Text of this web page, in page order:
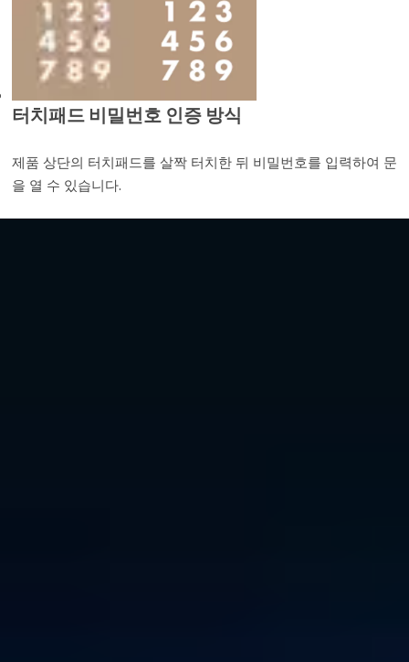
터치패드 비밀번호 인증 방식
제품 상단의 터치패드를 살짝 터치한 뒤 비밀번호를 입력하여 문
을 열 수 있습니다.